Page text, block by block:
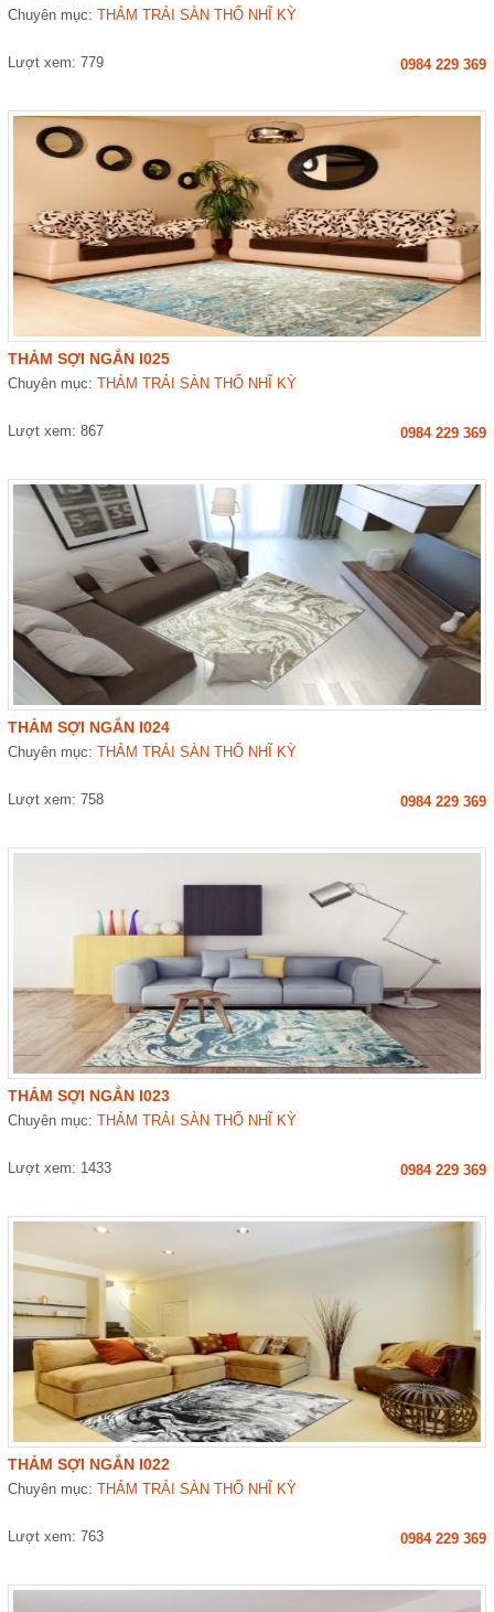
Chuyên mục:THẢM TRẢI SÀN THỔ NHĨ KỲ
Lượt xem: 779 0984 229 369
THẢM SỢI NGẮN I025
Chuyên mục:THẢM TRẢI SÀN THỔ NHĨ KỲ
Lượt xem: 867 0984 229 369
THẢM SỢI NGẮN I024
Chuyên mục:THẢM TRẢI SÀN THỔ NHĨ KỲ
Lượt xem: 758 0984 229 369
THẢM SỢI NGẮN I023
Chuyên mục:THẢM TRẢI SÀN THỔ NHĨ KỲ
Lượt xem: 1433 0984 229 369
THẢM SỢI NGẮN I022
Chuyên mục:THẢM TRẢI SÀN THỔ NHĨ KỲ
Lượt xem: 763 0984 229 369